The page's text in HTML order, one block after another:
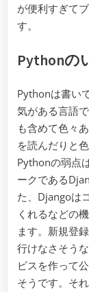
が便利すぎて
す。
Pythonの
Pythonは書い
気がある言語
も含めて色々
を読んだりと
Pythonの弱点
ークである
た、Djangoは
くれるなどの
ます。新規登
行けなさそう
ビスを作って
そうです。そ